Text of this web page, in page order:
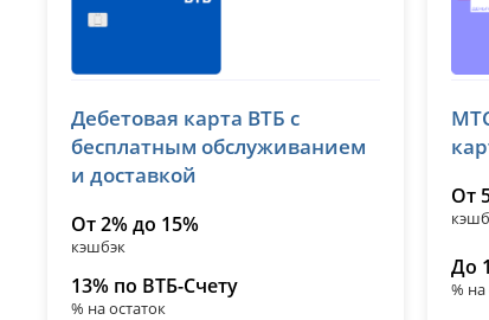
лицензия № 1000
Дебетовая карта ВТБ с
бесплатным обслуживанием
и доставкой
От 2% до 15%
кэшбэк
13% по ВТБ-Счету
% на остаток
От
До
% на